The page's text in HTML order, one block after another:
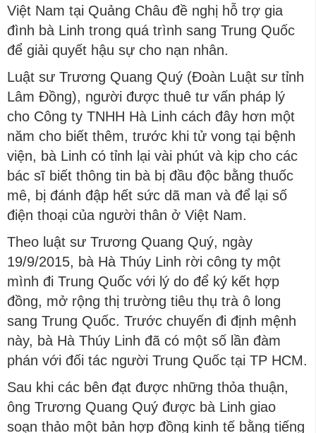
Việt Nam tại Quảng Châu đề nghị hỗ trợ gia
đình bà Linh trong quá trình sang Trung Quốc
để giải quyết hậu sự cho nạn nhân.
Luật sư Trương Quang Quý (Đoàn Luật sư tỉnh
Lâm Đồng), người được thuê tư vấn pháp lý
cho Công ty TNHH Hà Linh cách đây hơn một
năm cho biết thêm, trước khi tử vong tại bệnh
viện, bà Linh có tỉnh lại vài phút và kịp cho các
bác sĩ biết thông tin bà bị đầu độc bằng thuốc
mê, bị đánh đập hết sức dã man và để lại số
điện thoại của người thân ở Việt Nam.
Theo luật sư Trương Quang Quý, ngày
19/9/2015, bà Hà Thúy Linh rời công ty một
mình đi Trung Quốc với lý do để ký kết hợp
đồng, mở rộng thị trường tiêu thụ trà ô long
sang Trung Quốc. Trước chuyến đi định mệnh
này, bà Hà Thúy Linh đã có một số lần đàm
phán với đối tác người Trung Quốc tại TP HCM.
Sau khi các bên đạt được những thỏa thuận,
ông Trương Quang Quý được bà Linh giao
soạn thảo một bản hợp đồng kinh tế bằng tiếng